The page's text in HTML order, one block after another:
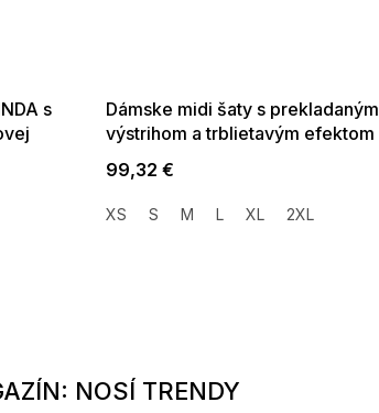
s
Dámske midi šaty s prekladaným
výstrihom a trblietavým efektom
99,32 €
XS S M L XL 2XL
NOSÍ TRENDY